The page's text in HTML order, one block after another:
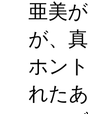
亜美
が、
ホン
れた